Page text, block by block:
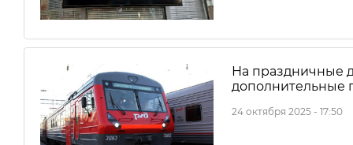
На праздничные
дополнительные
24 октября 2025 - 17:50